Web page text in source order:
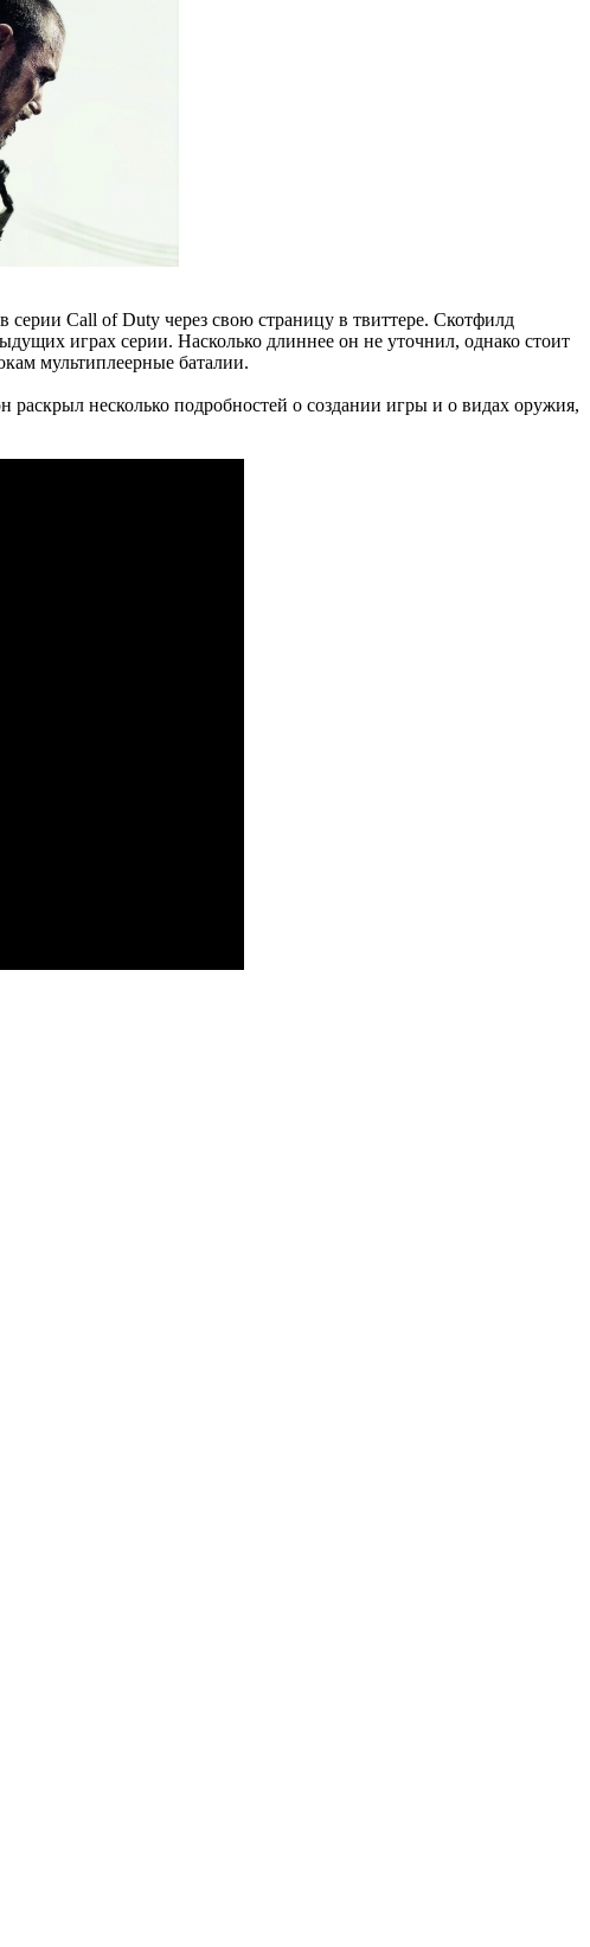
серии Call of Duty через свою страницу в твиттере. Скотфилд
играх серии. Насколько длиннее он не уточнил, однако стоит
мультиплеерные баталии.
несколько подробностей о создании игры и о видах оружия,